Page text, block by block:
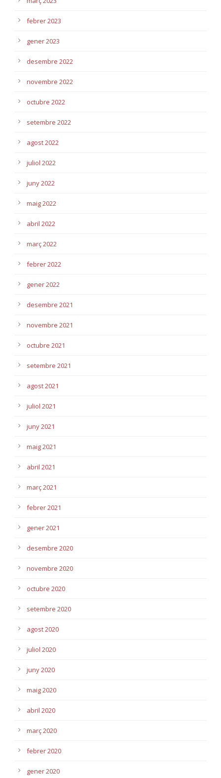
febrer 2023
gener 2023
desembre 2022
novembre 2022
octubre 2022
setembre 2022
agost 2022
juliol 2022
juny 2022
maig 2022
abril 2022
març 2022
febrer 2022
gener 2022
desembre 2021
novembre 2021
octubre 2021
setembre 2021
agost 2021
juliol 2021
juny 2021
maig 2021
abril 2021
març 2021
febrer 2021
gener 2021
desembre 2020
novembre 2020
octubre 2020
setembre 2020
agost 2020
juliol 2020
juny 2020
maig 2020
abril 2020
març 2020
febrer 2020
gener 2020